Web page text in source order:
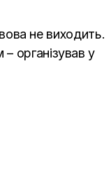
не виходить.
організував у